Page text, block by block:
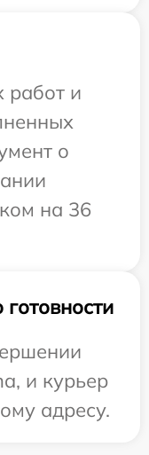
работ и
о
на 36
и курьер
адресу.